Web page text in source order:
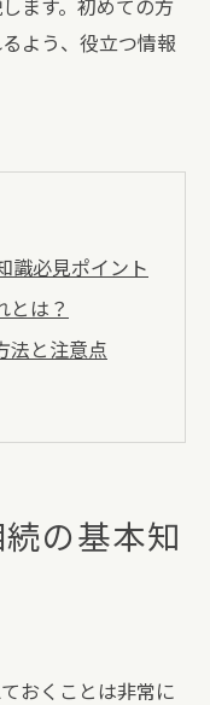
ます。初めての方
よう、役立つ情報
識必見ポイント
とは？
法と注意点
動産の評価方法
手続きガイド
覧と取得方法
手続きの流れ
響
の基本知
おくことは非常に